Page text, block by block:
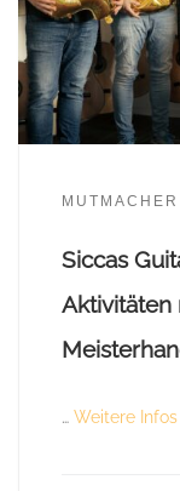
MUTMACHER
Siccas
Aktivitäten
… Weitere Infos